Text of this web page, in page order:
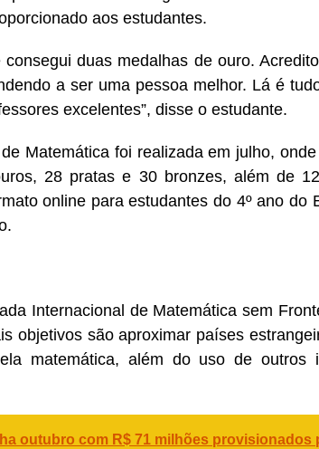
aos estudantes.
consegui duas medalhas de ouro.
a ser uma pessoa melhor. Lá é
excelentes”, disse o estudante.
Matemática foi realizada em julho,
28 pratas e 30 bronzes, além de
online para estudantes do 4º ano do
Internacional de Matemática sem
objetivos são aproximar países
matemática, além do uso de outros
outubro com R$ 71 milhões provisionados